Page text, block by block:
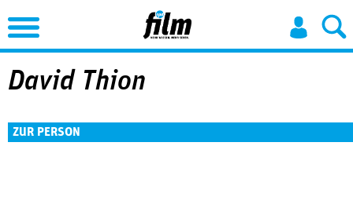
Jump to Navigation
David Thion
ZUR PERSON